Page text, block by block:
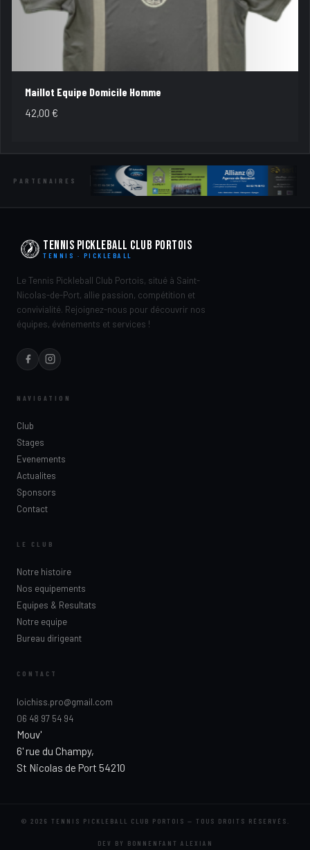
Maillot Equipe Domicile Homme
42,00€
PARTENAIRES
Tennis Pickleball Club Portois
TENNIS · PICKLEBALL
Le Tennis Pickleball Club Portois, situé à Saint-
Nicolas-de-Port, allie passion, compétition et
convivialité. Rejoignez-nous pour découvrir nos
équipes, événements et services !
NAVIGATION
Club
Stages
Evenements
Actualites
Sponsors
Contact
LE CLUB
Notre histoire
Nos equipements
Equipes & Resultats
Notre equipe
Bureau dirigeant
CONTACT
loichiss.pro@gmail.com
06 48 97 54 94
Mouv'
6' rue du Champy,
St Nicolas de Port 54210
© 2026 TENNIS PICKLEBALL CLUB PORTOIS — TOUS DROITS RÉSERVÉS.
DEV BY BONNENFANT ALEXIAN